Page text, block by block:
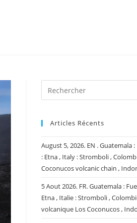
Articles Récents
August 5, 2026. EN . Guatemala
: Etna , Italy : Stromboli ,
Coconucos volcanic chain ,
5 Aout 2026. FR. Guatemala :
Etna , Italie : Stromboli ,
volcanique Los Coconucos ,